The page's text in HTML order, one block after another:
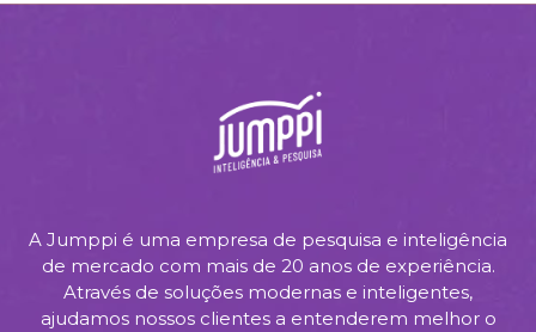
A Jumppi é uma empresa de pesquisa e inteligência
de mercado com mais de 20 anos de experiência.
Através de soluções modernas e inteligentes,
ajudamos nossos clientes a entenderem melhor o